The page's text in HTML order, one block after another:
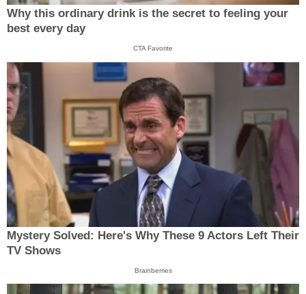
Why this ordinary drink is the secret to feeling your
best every day
CTA Favorite
Mystery Solved: Here's Why These 9 Actors Left Their
TV Shows
Brainberries